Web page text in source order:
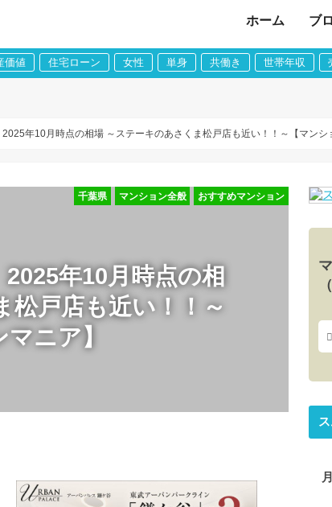
ホーム ブ
価値 住宅ローン 女性 単身 共働き 世帯年収
年10月時点の相場 ～ステーキのあさくま松戸店も近い！！～【マンシ
年10月時点の相
松戸店も近い！！～
マニア】
おすすめマンション
マンション全般
千葉県
月